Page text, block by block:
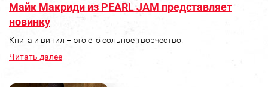
Майк Макриди из PEARL JAM представляет
новинку
Книга и винил – это его сольное творчество.
Читать далее